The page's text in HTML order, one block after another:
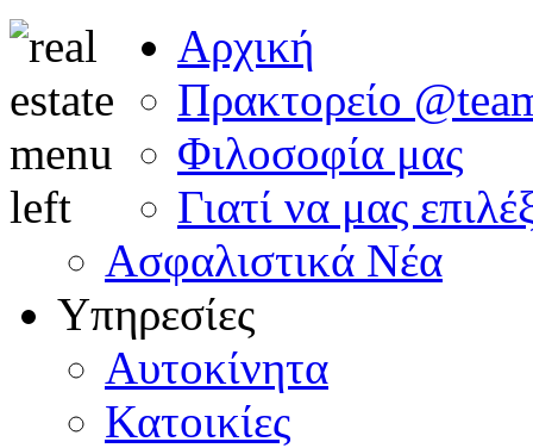
Αρχική
Πρακτορείο
Φιλοσοφία μας
Γιατί να μας
Ασφαλιστικά Νέα
Υπηρεσίες
Αυτοκίνητα
Κατοικίες